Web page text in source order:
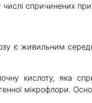
спричинених
є живильним
кислоту, яка
мікрофлори.